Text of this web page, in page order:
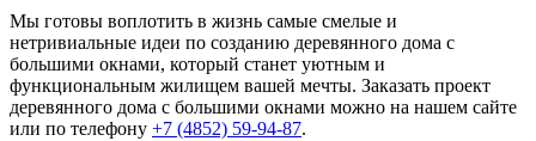
Мы готовы воплотить в жизнь самые смелые и
нетривиальные идеи по созданию деревянного дома с
большими окнами, который станет уютным и
функциональным жилищем вашей мечты. Заказать проект
деревянного дома с большими окнами можно на нашем сайте
или по телефону +7 (4852) 59-94-87.